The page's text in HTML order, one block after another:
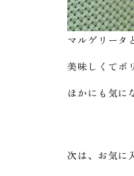
マルゲリータ
美味しくてボ
ほかにも気に
次は、お気に